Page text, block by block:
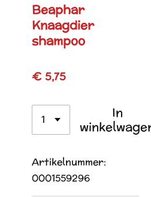
Beaphar
Knaagdier
shampoo
€ 5,75
In
Artikelnummer:
0001559296